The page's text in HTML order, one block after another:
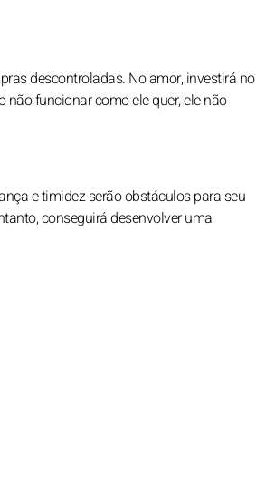
descontroladas. No amor, investirá no
funcionar como ele quer, ele não
e timidez serão obstáculos para seu
conseguirá desenvolver uma